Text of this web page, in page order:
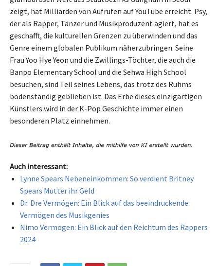
zeigt, hat Milliarden von Aufrufen auf YouTube erreicht. Psy,
der als Rapper, Tänzer und Musikproduzent agiert, hat es
geschafft, die kulturellen Grenzen zu überwinden und das
Genre einem globalen Publikum näherzubringen. Seine
Frau Yoo Hye Yeon und die Zwillings-Töchter, die auch die
Banpo Elementary School und die Sehwa High School
besuchen, sind Teil seines Lebens, das trotz des Ruhms
bodenständig geblieben ist. Das Erbe dieses einzigartigen
Künstlers wird in der K-Pop Geschichte immer einen
besonderen Platz einnehmen.
Auch interessant:
Lynne Spears Nebeneinkommen: So verdient Britney
Spears Mutter ihr Geld
Dr. Dre Vermögen: Ein Blick auf das beeindruckende
Vermögen des Musikgenies
Nimo Vermögen: Ein Blick auf den Reichtum des Rappers
2024